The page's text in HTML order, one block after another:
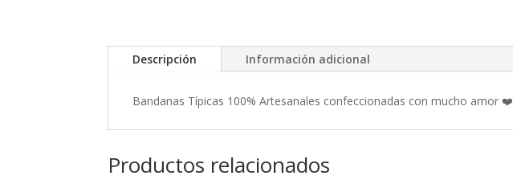
Descripción Información adicional
Bandanas Típicas 100% Artesanales confeccionadas con mucho amor ❤️
Productos relacionados